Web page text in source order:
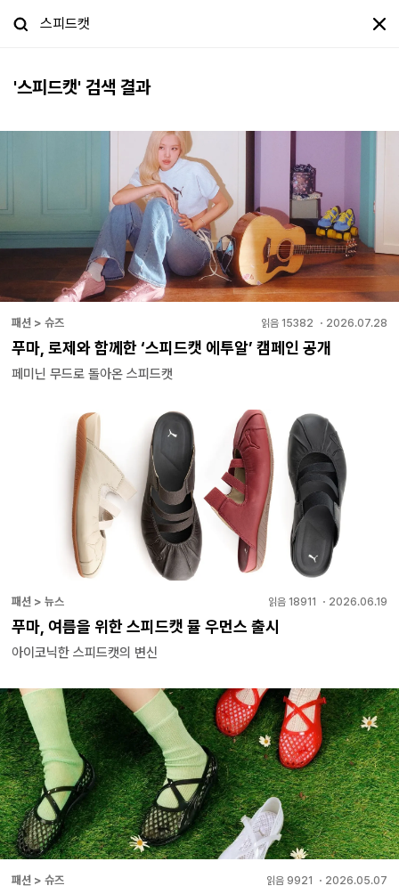
'스피드캣' 검색 결과
패션 > 슈즈 읽음 15382 ・ 2026.07.28
푸마, 로제와 함께한 ‘스피드캣 에투알’ 캠페인 공개
페미닌 무드로 돌아온 스피드캣
패션 > 뉴스 읽음 18911 ・ 2026.06.19
푸마, 여름을 위한 스피드캣 뮬 우먼스 출시
아이코닉한 스피드캣의 변신
패션 > 슈즈 읽음 9921 ・ 2026.05.07